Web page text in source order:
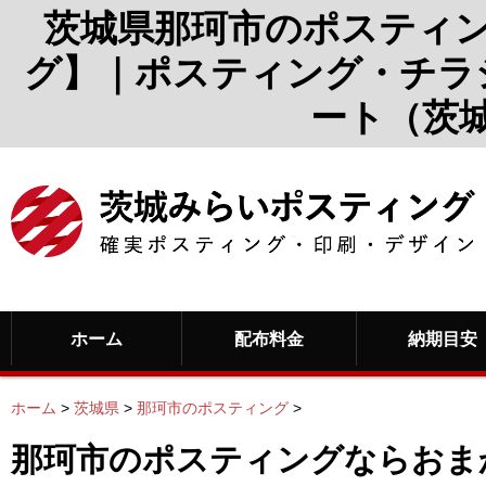
茨城県那珂市のポスティ
グ】｜ポスティング・チ
ート（茨
ホーム 配布料金 納期目安
ホーム > 茨城県 > 那珂市のポスティング >
那珂市のポスティングならお